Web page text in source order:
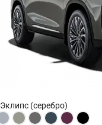
Эклипс (серебро)